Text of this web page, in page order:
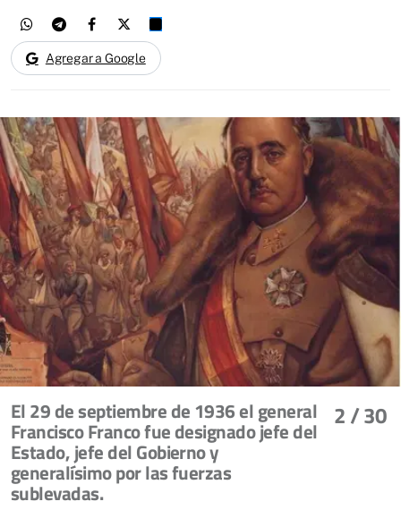
Agregar a Google
2/ 30
El 29 de septiembre de 1936 el general
Francisco Franco fue designado jefe del
Estado, jefe del Gobierno y
generalísimo por las fuerzas
sublevadas.